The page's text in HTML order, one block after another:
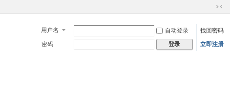
切
到
窄
用户名 自动登录
找回密码
密码
登录 立即注册